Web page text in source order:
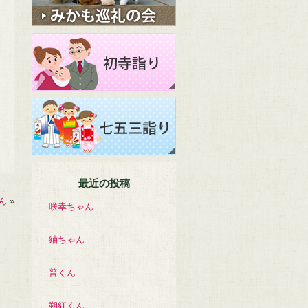
»
最近の投稿
咲幸ちゃん
紬ちゃん
普くん
朔紅くん